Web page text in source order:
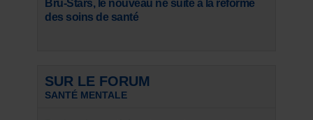
Bru-Stars, le nouveau né suite à la réforme
des soins de santé
SUR LE FORUM
SANTÉ MENTALE